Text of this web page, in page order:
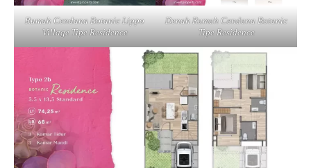
Rumah Cendana Botanic Lippo
Village Tipe Residence
Denah Rumah Cendana Botanic
Tipe Residence